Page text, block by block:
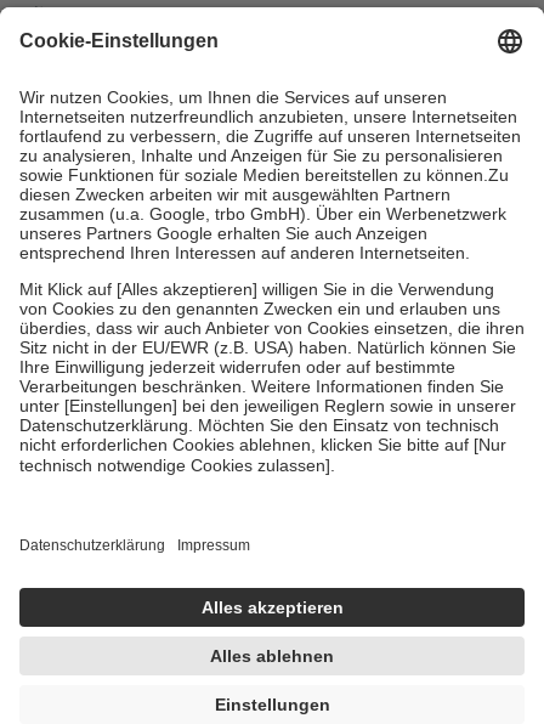
mit.
Grundsätzlich leisten Mitglieder Zuzahlungen in Höhe von zehn
höchstens zehn Euro.
Es sind jedoch nie mehr als die tatsächlichen
Kosten der Leistung zu entrichten.
Diese Regeln gelten grundsätzlich auch für Online-Apotheken.
Bei Heilmitteln und häuslicher Krankenpflege beträgt die
Zuzahlung zehn Prozent der Kosten sowie zehn Euro je
Verordnung.
Um das Engagement der Versicherten für ihre eigene Gesundheit zu
stärken und die besondere Stellung der Familie zu unterstützen,
fallenkeine Zuzahlungenan bei:
• Kindern und Jugendlichen bis zum vollendeten 18. Lebensjahr
mit Ausnahme der Fahrkosten
• Untersuchungen zur Vorsorge und Früherkennung, die von der
GKV getragen werden
• empfohlenen Schutzimpfungen
• Harn- und Blutteststreifen
getroffen, um sicherzustellen, dass es sich um echte Bewertungen
https://help.etrusted.com/hc/de/articles/4419944605341
Einige Bilder und Inhalte wurden unter Zuhilfenahme künstlicher